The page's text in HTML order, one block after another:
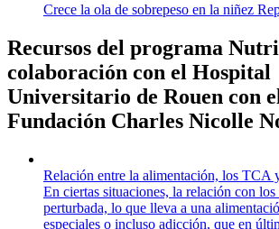
Crece la ola de sobrepeso en la niñez
Recursos del programa
colaboración con el Hospital
Universitario de Rouen con
Fundación Charles Nicolle
Relación entre la alimentación, los TCA
En ciertas situaciones, la relación con
perturbada, lo que lleva a una
especiales o incluso adicción, que en